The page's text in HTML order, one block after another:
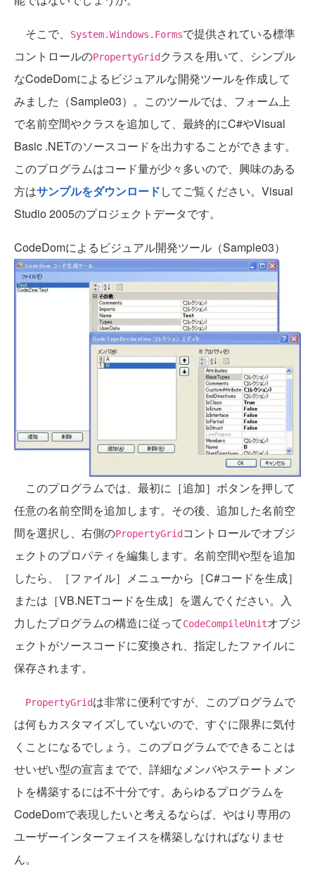
そこで、 System.Windows.Formsで提供されている標準
コントロールのPropertyGrid クラスを用いて、シンプル
なCodeDomによるビジュアルな開発ツールを作成して
みました（Sample03）。このツールでは、フォーム上
で名前空間やクラスを追加して、最終的にC#やVisual
Basic .NETのソースコードを出力することができます。
このプログラムはコード量が少々多いので、興味のある
方はサンプルをダウンロードしてご覧ください。Visual
Studio 2005のプロジェクトデータです。
CodeDomによるビジュアル開発ツール（Sample03）
このプログラムでは、最初に［追加］ボタンを押して
任意の名前空間を追加します。その後、追加した名前空
間を選択し、右側のPropertyGrid コントロールでオブジ
ェクトのプロパティを編集します。名前空間や型を追加
したら、［ファイル］メニューから［C#コードを生成］
または［VB.NETコードを生成］を選んでください。入
力したプログラムの構造に従ってCodeCompileUnitオブジ
ェクトがソースコードに変換され、指定したファイルに
保存されます。
PropertyGridは非常に便利ですが、このプログラムで
は何もカスタマイズしていないので、すぐに限界に気付
くことになるでしょう。このプログラムでできることは
せいぜい型の宣言までで、詳細なメンバやステートメン
トを構築するには不十分です。あらゆるプログラムを
CodeDomで表現したいと考えるならば、やはり専用の
ユーザーインターフェイスを構築しなければなりませ
ん。